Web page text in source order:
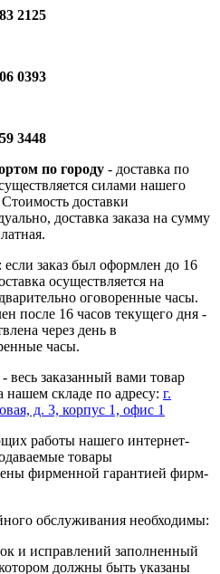
2125
0393
3448
по городу - доставка по
силами нашего
доставки
доставка заказа на сумму
если заказ был оформлен до 16
осуществляется на
оговоренные часы.
после 16 часов текущего дня -
через день в
часы.
- весь заказанный вами товар
складе по адресу: г.
д. 3, корпус 1, офис 1
работы нашего интернет-
товары
фирменной гарантией фирм-
обслуживания необходимы:
и исправлений заполненный
должны быть указаны